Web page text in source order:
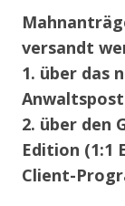
versandt
1. über das
2. über den
Edition (1:1
Client-